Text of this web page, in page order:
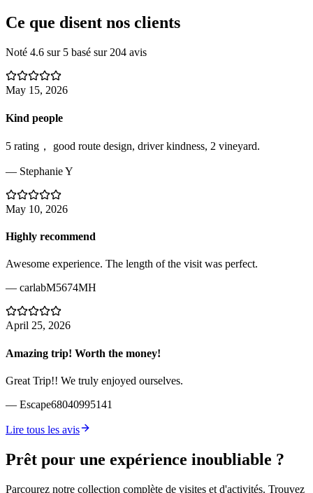
Ce que disent nos clients
Noté 4.6 sur 5 basé sur 204 avis
May 15, 2026
Kind people
5 rating， good route design, driver kindness, 2 vineyard.
— Stephanie Y
May 10, 2026
Highly recommend
Awesome experience. The length of the visit was perfect.
— carlabM5674MH
April 25, 2026
Amazing trip! Worth the money!
Great Trip!! We truly enjoyed ourselves.
— Escape68040995141
Lire tous les avis
Prêt pour une expérience inoubliable ?
Parcourez notre collection complète de visites et d'activités. Trouvez